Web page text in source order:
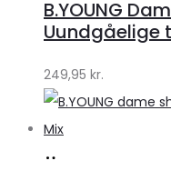
Klædeskabet.dk
B.YOUNG
Uundgåelige
249,95 kr.